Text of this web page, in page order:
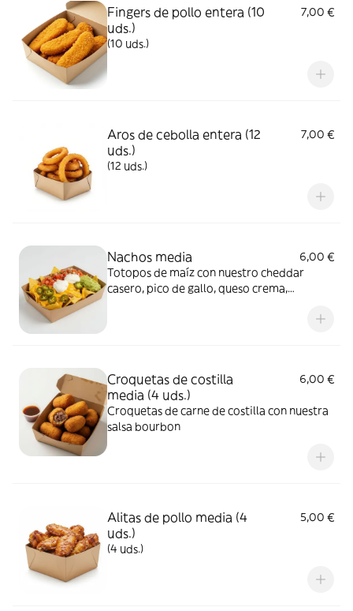
Fingers de pollo entera (10
uds.)
7,00 €
(10 uds.)
Aros de cebolla entera (12
uds.)
7,00 €
(12 uds.)
Nachos media
6,00 €
Totopos de maíz con nuestro cheddar
casero, pico de gallo, queso crema,
Croquetas de costilla
media (4 uds.)
6,00 €
Croquetas de carne de costilla con nuestra
salsa bourbon
Alitas de pollo media (4
uds.)
5,00 €
(4 uds.)